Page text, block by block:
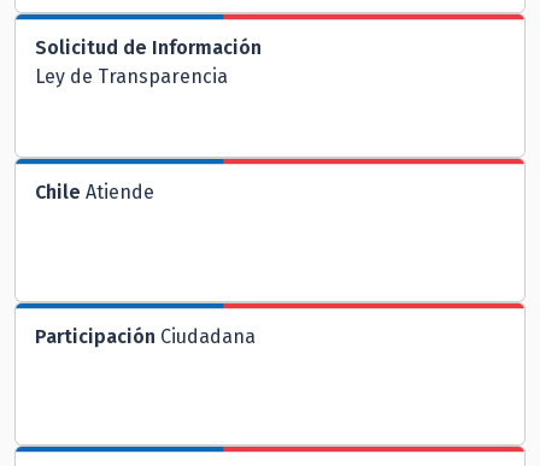
Solicitud de Información
Ley de Transparencia
Chile Atiende
Participación Ciudadana